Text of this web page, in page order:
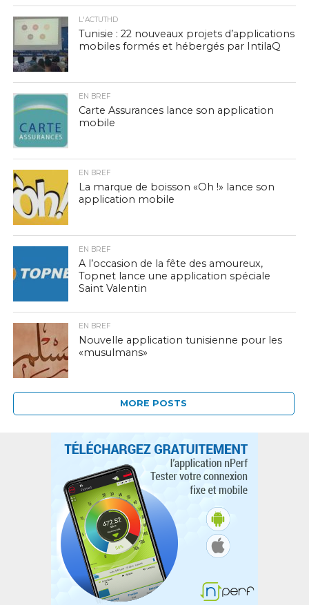
L'ACTUTHD
Tunisie : 22 nouveaux projets d’applications
mobiles formés et hébergés par IntilaQ
EN BREF
Carte Assurances lance son application
mobile
EN BREF
La marque de boisson «Oh !» lance son
application mobile
EN BREF
A l’occasion de la fête des amoureux,
Topnet lance une application spéciale
Saint Valentin
EN BREF
Nouvelle application tunisienne pour les
«musulmans»
MORE POSTS